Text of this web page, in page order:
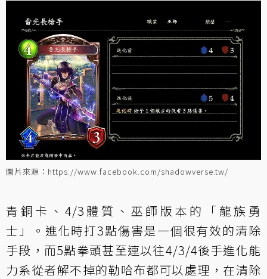
圖片來源：https://www.facebook.com/shadowverse.tw/
青銅卡、4/3體質、巫師版本的「龍族勇
士」。進化時打3點傷害是一個很有效的清除
手段，而5點拳頭甚至連以往4/3/4後手進化能
力系從者解不掉的勒哈布都可以處理，在清除